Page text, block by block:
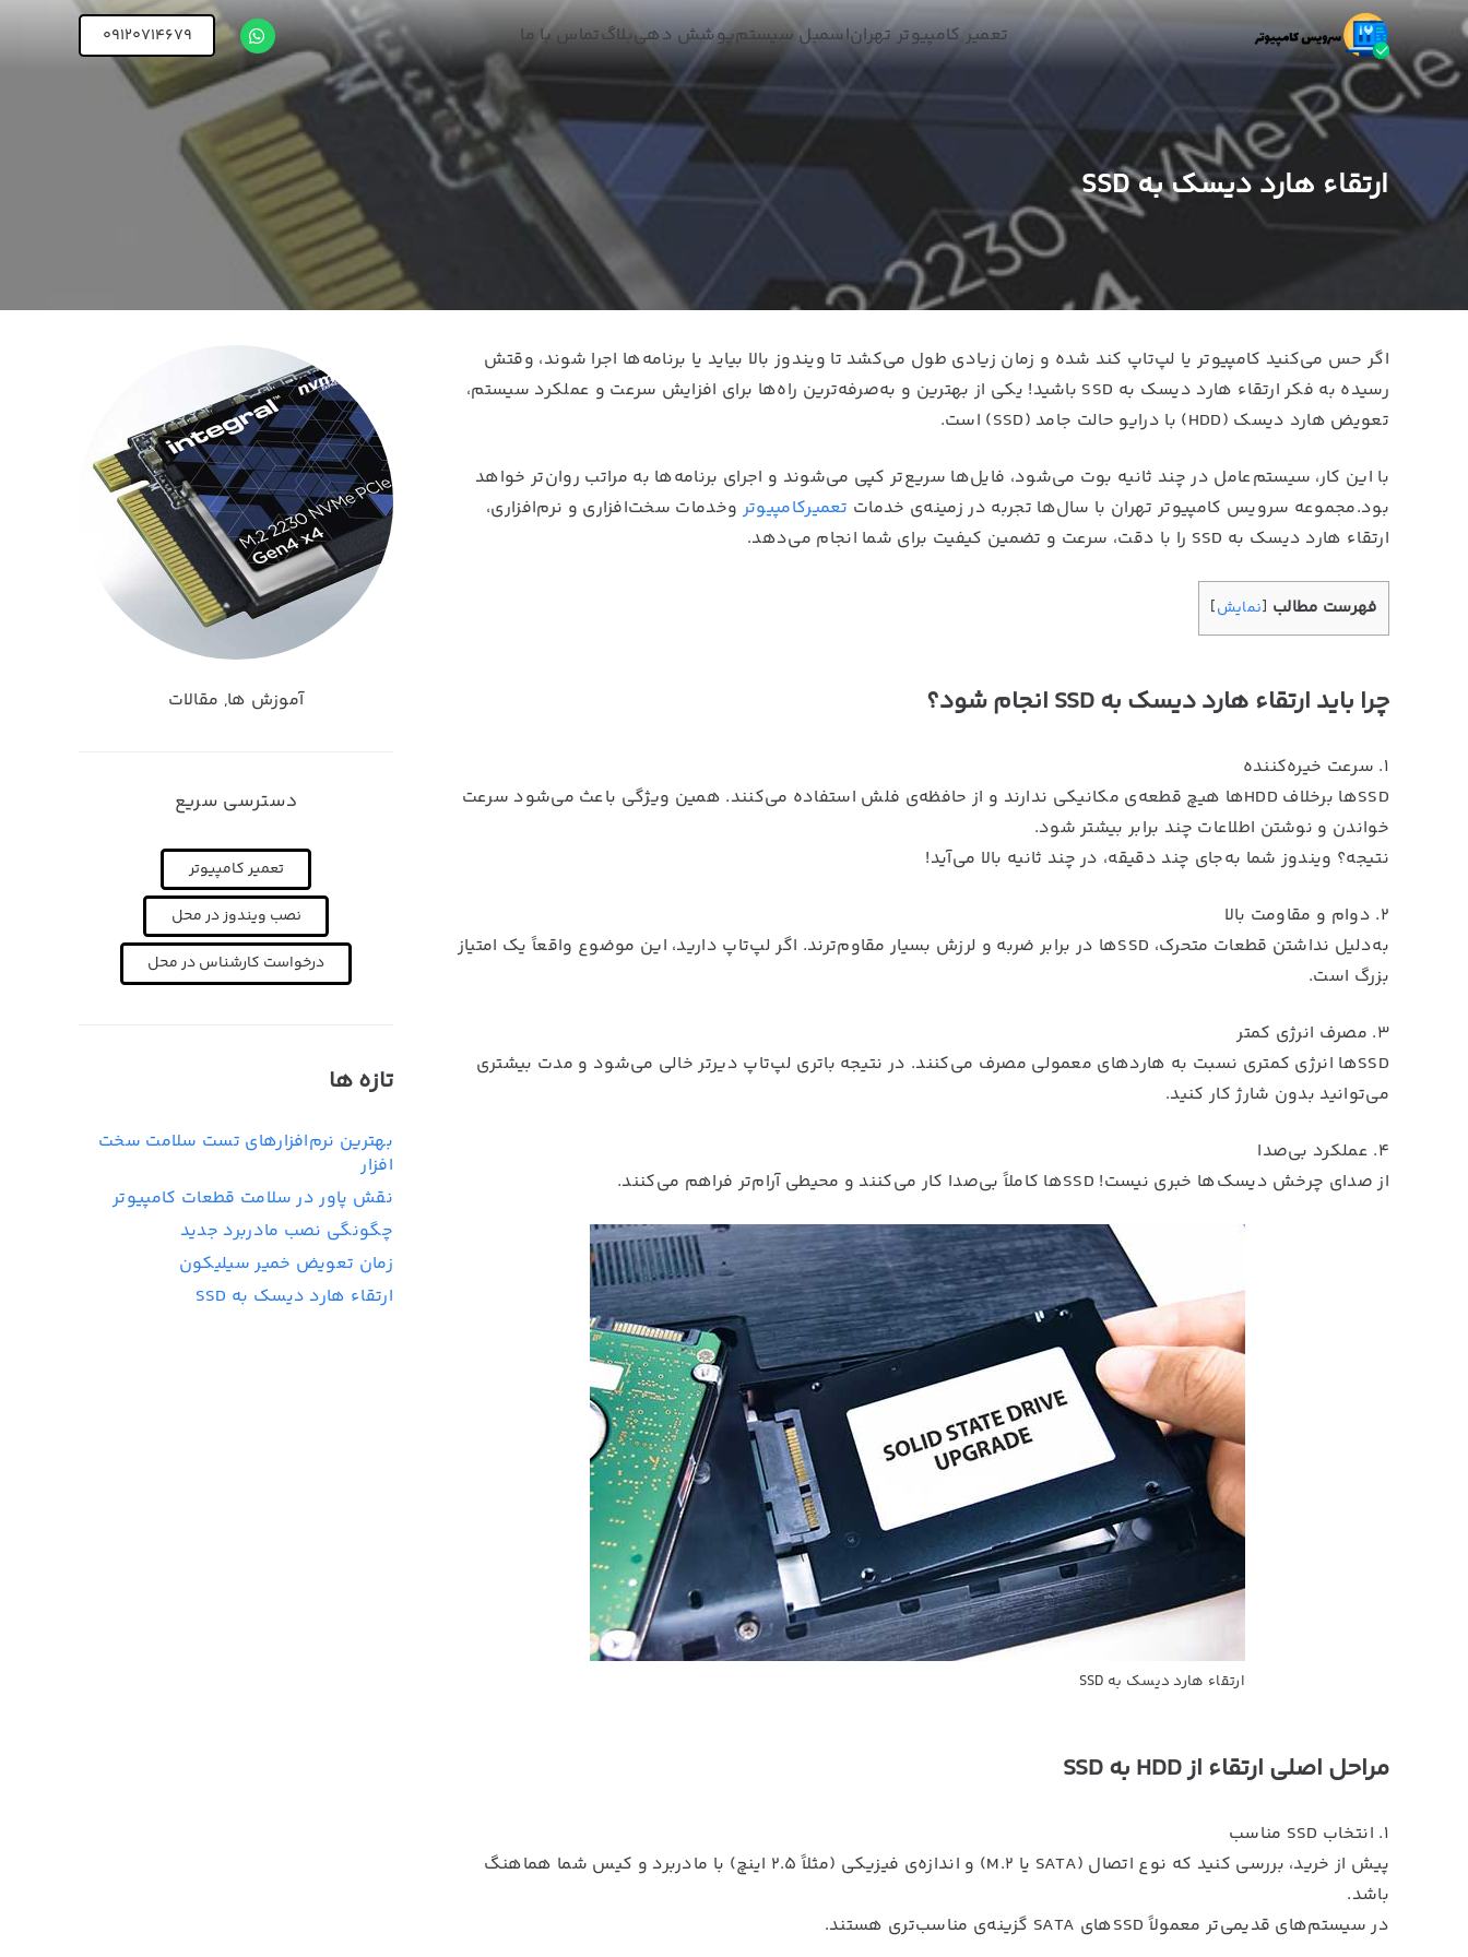
تعمیر کامپیوتر تهراناسمبل سیستمپوشش دهیبلاگتماس با ما 09120714679
ارتقاء هارد دیسک به SSD
اگر حس می‌کنید کامپیوتر یا لپ‌تاپ کند شده و زمان زیادی طول می‌کشد تا ویندوز بالا بیاید یا برنامه‌ها اجرا شوند، وقتش
رسیده به فکر ارتقاء هارد دیسک به SSD باشید! یکی از بهترین و به‌صرفه‌ترین راه‌ها برای افزایش سرعت و عملکرد سیستم،
تعویض هارد دیسک (HDD) با درایو حالت جامد (SSD) است.
با این کار، سیستم‌عامل در چند ثانیه بوت می‌شود، فایل‌ها سریع‌تر کپی می‌شوند و اجرای برنامه‌ها به‌ مراتب روان‌تر خواهد
بود.مجموعه سرویس کامپیوتر تهران با سال‌ها تجربه در زمینه‌ی خدمات تعمیرکامپیوتر وخدمات سخت‌افزاری و نرم‌افزاری،
ارتقاء هارد دیسک به SSD را با دقت، سرعت و تضمین کیفیت برای شما انجام می‌دهد.
فهرست مطالب [نمایش]
چرا باید ارتقاء هارد دیسک به SSD انجام شود؟
۱. سرعت خیره‌کننده
SSDها برخلاف HDDها هیچ قطعه‌ی مکانیکی ندارند و از حافظه‌ی فلش استفاده می‌کنند. همین ویژگی باعث می‌شود سرعت
خواندن و نوشتن اطلاعات چند برابر بیشتر شود.
نتیجه؟ ویندوز شما به‌جای چند دقیقه، در چند ثانیه بالا می‌آید!
۲. دوام و مقاومت بالا
به‌دلیل نداشتن قطعات متحرک، SSDها در برابر ضربه و لرزش بسیار مقاوم‌ترند. اگر لپ‌تاپ دارید، این موضوع واقعاً یک امتیاز
بزرگ است.
۳. مصرف انرژی کمتر
SSDها انرژی کمتری نسبت به هاردهای معمولی مصرف می‌کنند. در نتیجه باتری لپ‌تاپ دیرتر خالی می‌شود و مدت بیشتری
می‌توانید بدون شارژ کار کنید.
۴. عملکرد بی‌صدا
از صدای چرخش دیسک‌ها خبری نیست! SSDها کاملاً بی‌صدا کار می‌کنند و محیطی آرام‌تر فراهم می‌کنند.
ارتقاء هارد دیسک به SSD
مراحل اصلی ارتقاء از HDD به SSD
۱. انتخاب SSD مناسب
پیش از خرید، بررسی کنید که نوع اتصال (SATA یا M.2) و اندازه‌ی فیزیکی (مثلاً ۲.۵ اینچ) با مادربرد و کیس شما هماهنگ
باشد.
در سیستم‌های قدیمی‌تر معمولاً SSDهای SATA گزینه‌ی مناسب‌تری هستند.
آموزش ها, مقالات
دسترسی سریع
تعمیر کامپیوتر
نصب ویندوز در محل
درخواست کارشناس در محل
تازه ها
بهترین نرم‌افزارهای تست سلامت سخت
افزار
نقش پاور در سلامت قطعات کامپیوتر
چگونگی نصب مادربرد جدید
زمان تعویض خمیر سیلیکون
ارتقاء هارد دیسک به SSD